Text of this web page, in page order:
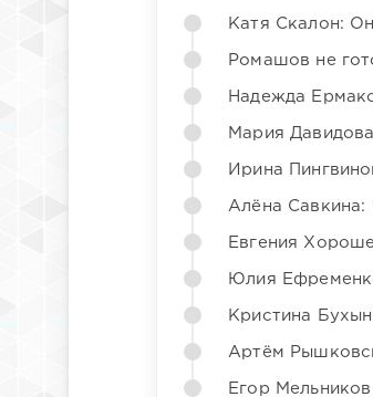
Катя Скалон:
Ромашов не
Надежда
Мария
Ирина
Алёна Савкина:
Евгения
Юлия
Кристина
Артём
Егор